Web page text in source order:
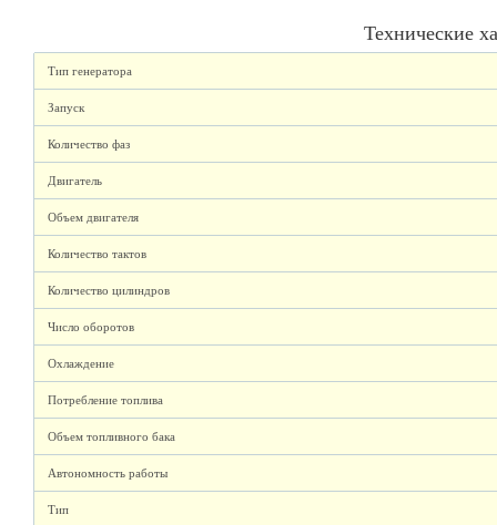
Технические
Тип генератора
Запуск
Количество фаз
Двигатель
Объем двигателя
Количество тактов
Количество цилиндров
Число оборотов
Охлаждение
Потребление топлива
Объем топливного бака
Автономность работы
Тип